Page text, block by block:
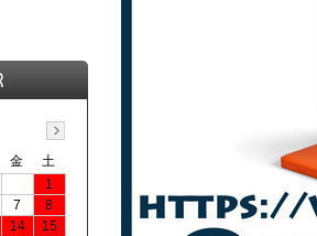
金
土
1
7
8
14
15